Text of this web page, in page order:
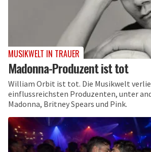
MUSIKWELT IN TRAUER
Madonna-Produzent ist tot
William Orbit ist tot. Die Musikwelt
einflussreichsten Produzenten, unter
Madonna, Britney Spears und Pink.